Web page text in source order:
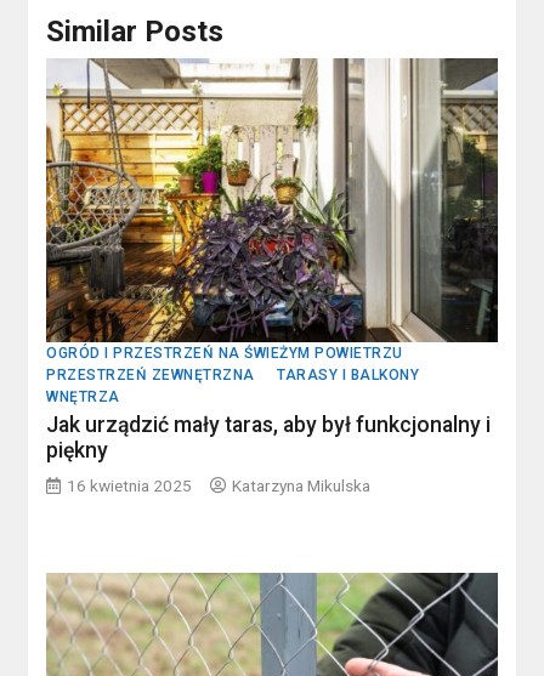
Similar Posts
OGRÓD I PRZESTRZEŃ NA ŚWIEŻYM POWIETRZU
PRZESTRZEŃ ZEWNĘTRZNA
TARASY I BALKONY
WNĘTRZA
Jak urządzić mały taras, aby był funkcjonalny i
piękny
16 kwietnia 2025 Katarzyna Mikulska